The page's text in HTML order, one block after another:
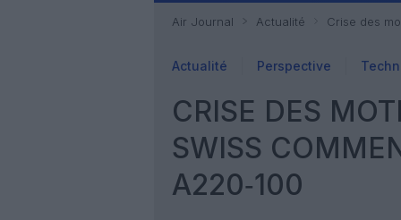
Air Journal Actualité Crise des
Actualité Perspective
CRISE DES
SWISS
A220‑100